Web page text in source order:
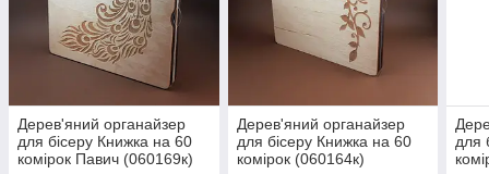
Дерев'яний органайзер
для бісеру Книжка на 60
комірок Павич (060169к)
Дерев'яний органайзер
для бісеру Книжка на 60
комірок (060164к)
для